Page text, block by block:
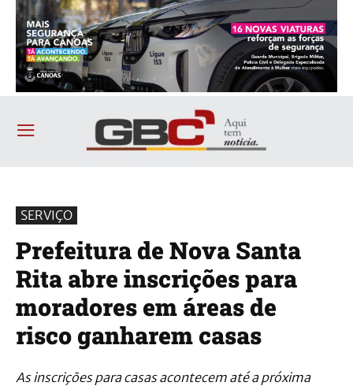
SERVIÇO
Prefeitura de Nova Santa
Rita abre inscrições para
moradores em áreas de
risco ganharem casas
As inscrições para casas acontecem até a próxima